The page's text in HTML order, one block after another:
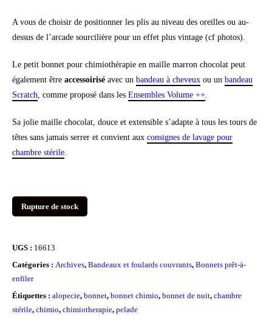
A vous de choisir de positionner les plis au niveau des oreilles ou au-
dessus de l’arcade sourcilière pour un effet plus vintage (cf photos).
Le petit bonnet pour chimiothérapie en maille marron chocolat peut
également être accessoirisé avec un bandeau à cheveux ou un bandeau
Scratch, comme proposé dans les Ensembles Volume ++.
Sa jolie maille chocolat, douce et extensible s’adapte à tous les tours de
têtes sans jamais serrer et convient aux consignes de lavage pour
chambre stérile.
Rupture de stock
UGS : 16613
Catégories : Archives, Bandeaux et foulards couvrants, Bonnets prêt-à-
enfiler
Étiquettes : alopecie, bonnet, bonnet chimio, bonnet de nuit, chambre
stérile, chimio, chimiotherapie, pelade